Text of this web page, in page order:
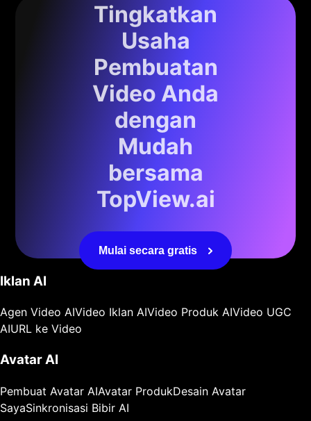
Tingkatkan
Usaha
Pembuatan
Video Anda
dengan
Mudah
bersama
TopView.ai
Mulai secara gratis
Iklan AI
Agen Video AIVideo Iklan AIVideo Produk AIVideo UGC
AIURL ke Video
Avatar AI
Pembuat Avatar AIAvatar ProdukDesain Avatar
SayaSinkronisasi Bibir AI